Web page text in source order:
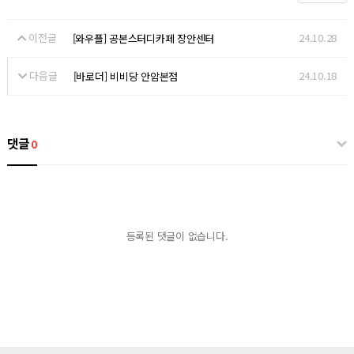
이전글 [와우플] 공본스터디카페 장안센터 24.10.28
다음글 [바로더] 비비당 안암본점 24.10.18
댓글0
등록된 댓글이 없습니다.